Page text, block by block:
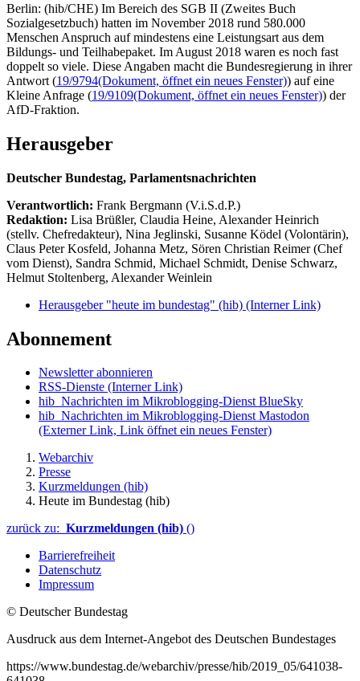
Berlin: (hib/CHE) Im Bereich des SGB II (Zweites Buch
Sozialgesetzbuch) hatten im November 2018 rund 580.000
Menschen Anspruch auf mindestens eine Leistungsart aus dem
Bildungs- und Teilhabepaket. Im August 2018 waren es noch fast
doppelt so viele. Diese Angaben macht die Bundesregierung in ihrer
Antwort (19/9794(Dokument, öffnet ein neues Fenster)) auf eine
Kleine Anfrage (19/9109(Dokument, öffnet ein neues Fenster)) der
AfD-Fraktion.
Herausgeber
Deutscher Bundestag, Parlamentsnachrichten
Verantwortlich: Frank Bergmann (V.i.S.d.P.)
Redaktion: Lisa Brüßler, Claudia Heine, Alexander Heinrich
(stellv. Chefredakteur), Nina Jeglinski, Susanne Ködel (Volontärin),
Claus Peter Kosfeld, Johanna Metz, Sören Christian Reimer (Chef
vom Dienst), Sandra Schmid, Michael Schmidt, Denise Schwarz,
Helmut Stoltenberg, Alexander Weinlein
Herausgeber "heute im bundestag" (hib) (Interner Link)
Abonnement
Newsletter abonnieren
RSS-Dienste (Interner Link)
hib_Nachrichten im Mikroblogging-Dienst BlueSky
hib_Nachrichten im Mikroblogging-Dienst Mastodon
(Externer Link, Link öffnet ein neues Fenster)
Webarchiv
Presse
Kurzmeldungen (hib)
Heute im Bundestag (hib)
zurück zu: Kurzmeldungen (hib) ()
Barrierefreiheit
Datenschutz
Impressum
© Deutscher Bundestag
Ausdruck aus dem Internet-Angebot des Deutschen Bundestages
https://www.bundestag.de/webarchiv/presse/hib/2019_05/641038-